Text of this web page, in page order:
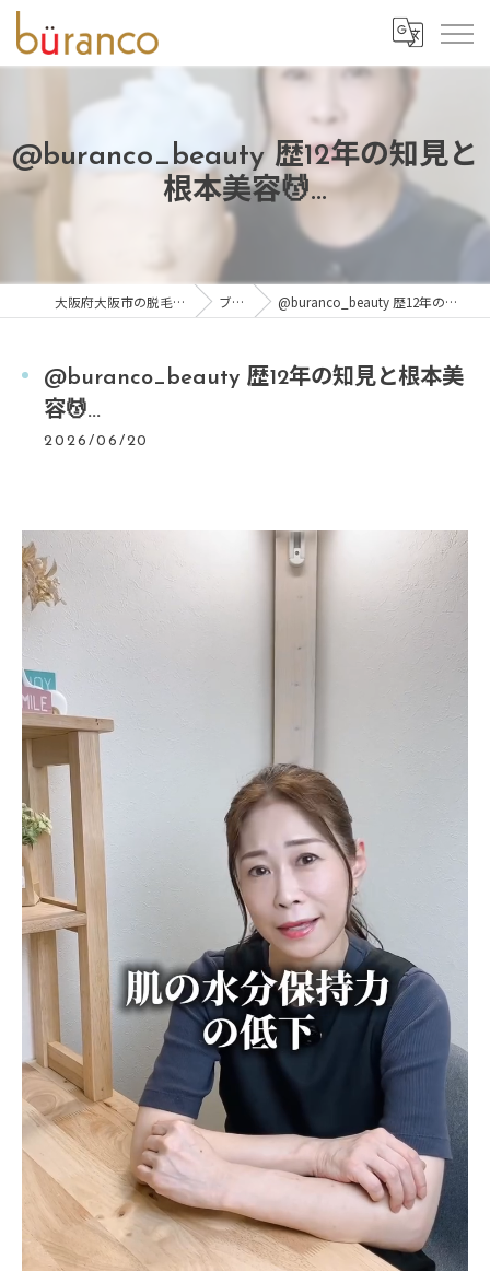
@buranco_beauty 歴12年の知見と
根本美容💆‍...
大阪府大阪市の脱毛ならbüranco ブログ @buranco_beauty 歴12年の知見と根本美容💆‍...
@buranco_beauty 歴12年の知見と根本美
容💆‍...
2026/06/20